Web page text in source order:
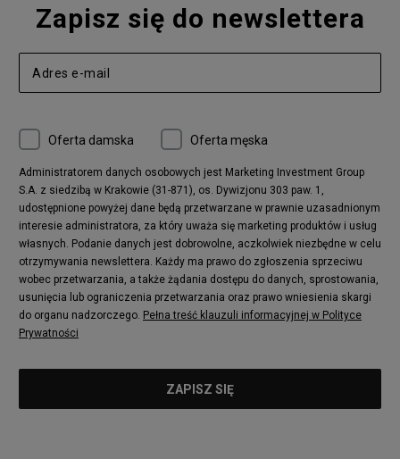
Zapisz się do newslettera
Oferta damska Oferta męska
Administratorem danych osobowych jest Marketing Investment Group
S.A. z siedzibą w Krakowie (31-871), os. Dywizjonu 303 paw. 1,
udostępnione powyżej dane będą przetwarzane w prawnie uzasadnionym
interesie administratora, za który uważa się marketing produktów i usług
własnych. Podanie danych jest dobrowolne, aczkolwiek niezbędne w celu
otrzymywania newslettera. Każdy ma prawo do zgłoszenia sprzeciwu
wobec przetwarzania, a także żądania dostępu do danych, sprostowania,
usunięcia lub ograniczenia przetwarzania oraz prawo wniesienia skargi
do organu nadzorczego. Pełna treść klauzuli informacyjnej w Polityce
Prywatności